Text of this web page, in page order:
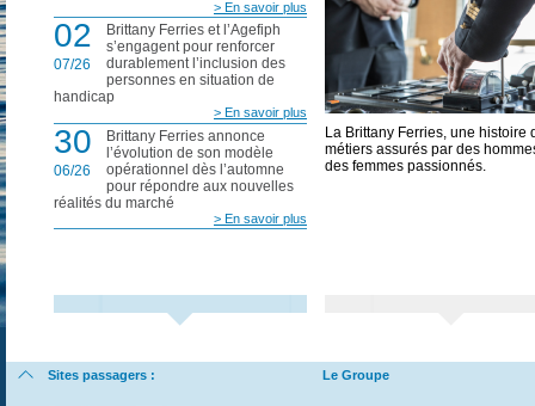
> En savoir plus
02
07/26
Brittany Ferries et l’Agefiph
s’engagent pour renforcer
durablement l’inclusion des
personnes en situation de
handicap
> En savoir plus
30
06/26
Brittany Ferries annonce
l’évolution de son modèle
opérationnel dès l’automne
pour répondre aux nouvelles
réalités du marché
> En savoir plus
La Brittany Ferries, une histoire
métiers assurés par des
des femmes passionnés.
Sites passagers : Le Groupe